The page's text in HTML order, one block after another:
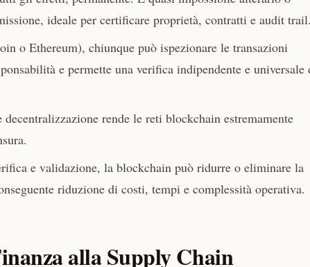
ideale per certificare proprietà, contratti e audit
o Ethereum), chiunque può ispezionare le transazioni
e permette una verifica indipendente e universale
rende le reti blockchain estremamente
e validazione, la blockchain può ridurre o eliminare la
riduzione di costi, tempi e complessità operativa.
alla Supply Chain